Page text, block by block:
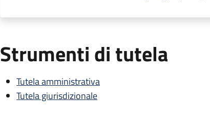
Strumenti di tutela
Tutela amministrativa
Tutela giurisdizionale